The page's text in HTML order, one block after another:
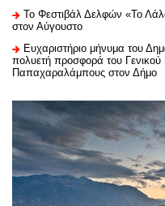
Το Φεστιβάλ Δελφών «Το
στον Αύγουστο
Ευχαριστήριo μήνυμα του
πολυετή προσφορά του
Παπαχαραλάμπους στον Δήμο